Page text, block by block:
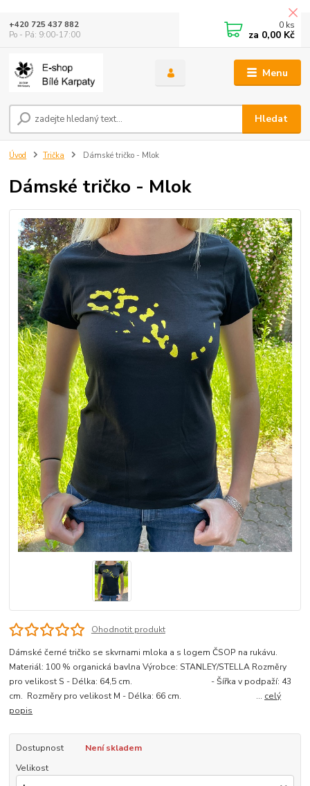
Menu
Hledat
+420 725 437 882
Po - Pá: 9:00-17:00
0 ks
za 0,00 Kč
Úvod Trička Dámské tričko - Mlok
Dámské tričko - Mlok
Ohodnotit produkt
Dámské černé tričko se skvrnami mloka a s logem ČSOP na rukávu.
Materiál: 100 % organická bavlna Výrobce: STANLEY/STELLA Rozměry
pro velikost S - Délka: 64,5 cm. - Šířka v podpaží: 43
cm. Rozměry pro velikost M - Délka: 66 cm. ... celý
popis
Dostupnost
Není skladem
Velikost